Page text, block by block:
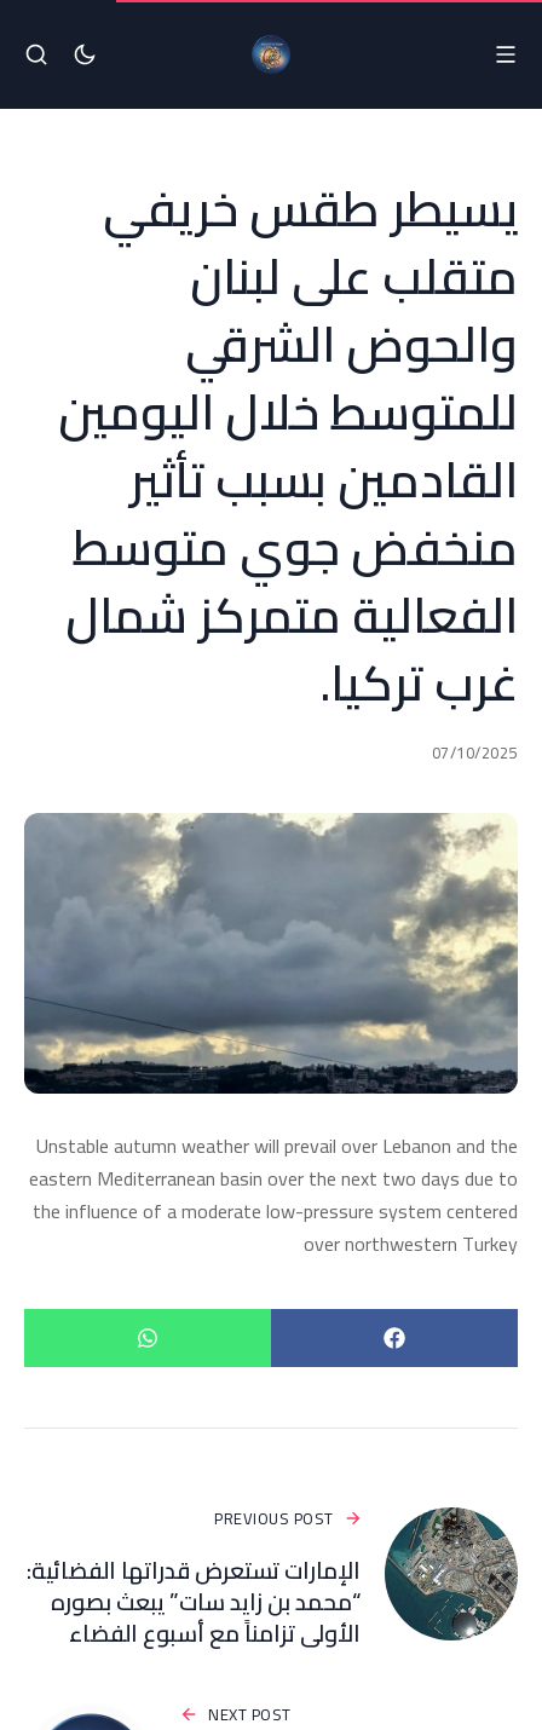
يسيطر طقس خريفي
متقلب على لبنان
والحوض الشرقي
للمتوسط خلال اليومين
القادمين بسبب تأثير
منخفض جوي متوسط
الفعالية متمركز شمال
غرب تركيا.
07/10/2025
Unstable autumn weather will prevail over Lebanon and the
eastern Mediterranean basin over the next two days due to
the influence of a moderate low-pressure system centered
over northwestern Turkey
PREVIOUS POST
الإمارات تستعرض قدراتها الفضائية:
“محمد بن زايد سات” يبعث بصوره
الأولى تزامناً مع أسبوع الفضاء
NEXT POST